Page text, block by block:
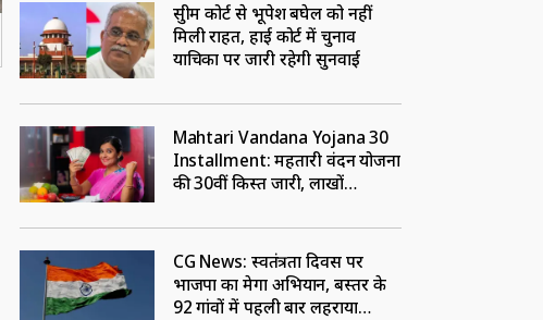
सुप्रीम कोर्ट से भूपेश बघेल को नहीं
मिली राहत, हाई कोर्ट में चुनाव
याचिका पर जारी रहेगी सुनवाई
Mahtari Vandana Yojana 30
Installment: महतारी वंदन योजना
की 30वीं किस्त जारी, लाखों
रुपए
CG News: स्वतंत्रता दिवस पर
भाजपा का मेगा अभियान, बस्तर के
92 गांवों में पहली बार लहराया